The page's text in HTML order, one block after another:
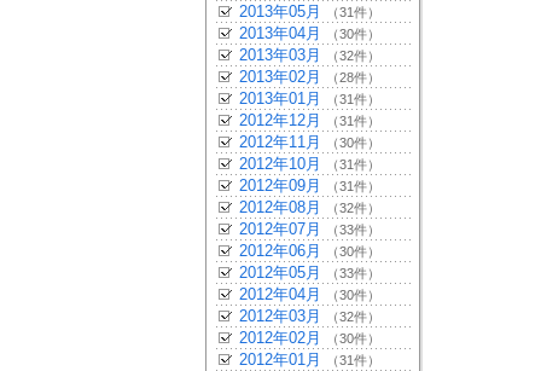
2013年05月 （31件）
2013年04月 （30件）
2013年03月 （32件）
2013年02月 （28件）
2013年01月 （31件）
2012年12月 （31件）
2012年11月 （30件）
2012年10月 （31件）
2012年09月 （31件）
2012年08月 （32件）
2012年07月 （33件）
2012年06月 （30件）
2012年05月 （33件）
2012年04月 （30件）
2012年03月 （32件）
2012年02月 （30件）
2012年01月 （31件）